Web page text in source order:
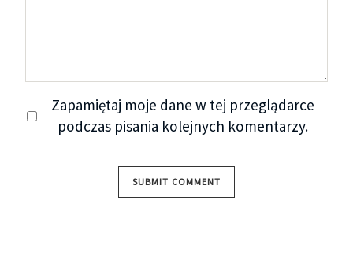
Zapamiętaj moje dane w tej przeglądarce
podczas pisania kolejnych komentarzy.